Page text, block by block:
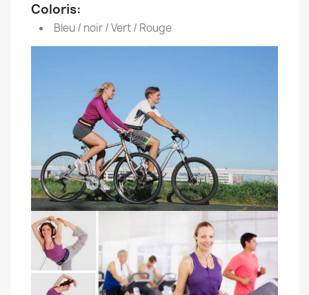
Coloris:
Bleu / noir / Vert / Rouge